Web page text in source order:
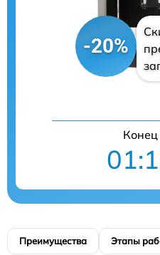
-20%
Преимущества Этапы